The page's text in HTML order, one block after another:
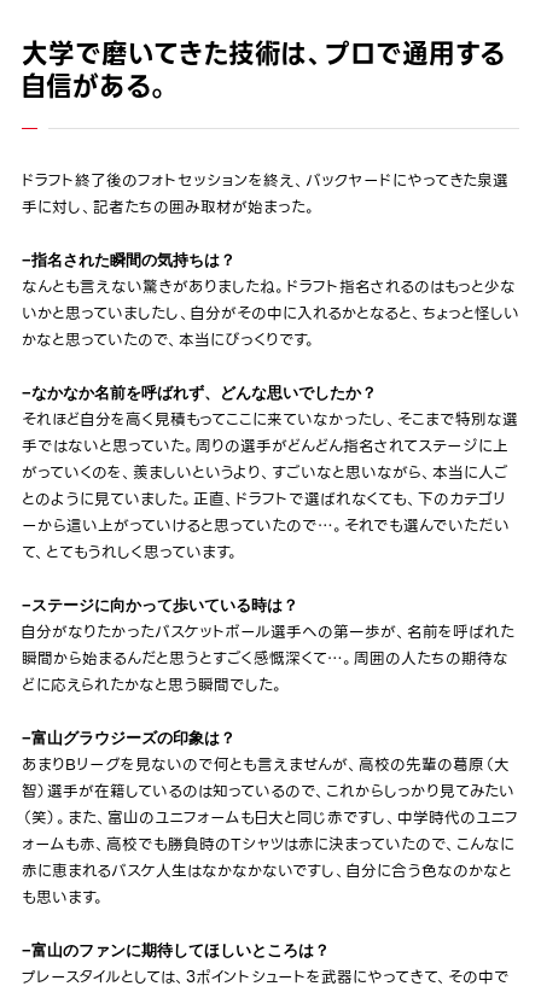
大学で磨いてきた技術は、プロで通用する
自信がある。
ドラフト終了後のフォトセッションを終え、バックヤードにやってきた泉選
手に対し、記者たちの囲み取材が始まった。
−指名された瞬間の気持ちは？
なんとも言えない驚きがありましたね。ドラフト指名されるのはもっと少な
いかと思っていましたし、自分がその中に入れるかとなると、ちょっと怪しい
かなと思っていたので、本当にびっくりです。
−なかなか名前を呼ばれず、どんな思いでしたか？
それほど自分を高く見積もってここに来ていなかったし、そこまで特別な選
手ではないと思っていた。周りの選手がどんどん指名されてステージに上
がっていくのを、羨ましいというより、すごいなと思いながら、本当に人ご
とのように見ていました。正直、ドラフトで選ばれなくても、下のカテゴリ
ーから這い上がっていけると思っていたので…。それでも選んでいただい
て、とてもうれしく思っています。
−ステージに向かって歩いている時は？
自分がなりたかったバスケットボール選手への第一歩が、名前を呼ばれた
瞬間から始まるんだと思うとすごく感慨深くて…。周囲の人たちの期待な
どに応えられたかなと思う瞬間でした。
−富山グラウジーズの印象は？
あまりBリーグを見ないので何とも言えませんが、高校の先輩の葛原（大
智）選手が在籍しているのは知っているので、これからしっかり見てみたい
（笑）。また、富山のユニフォームも日大と同じ赤ですし、中学時代のユニフ
ォームも赤、高校でも勝負時のTシャツは赤に決まっていたので、こんなに
赤に恵まれるバスケ人生はなかなかないですし、自分に合う色なのかなと
も思います。
−富山のファンに期待してほしいところは？
プレースタイルとしては、3ポイントシュートを武器にやってきて、その中で